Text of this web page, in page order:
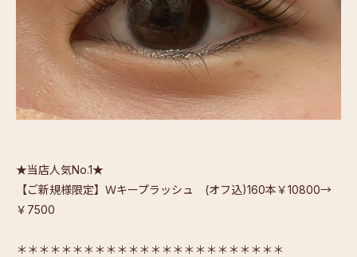
★当店人気No.1★
【ご新規様限定】Ｗキープラッシュ (オフ込)160本￥10800→
￥7500
＊＊＊＊＊＊＊＊＊＊＊＊＊＊＊＊＊＊＊＊＊＊＊＊